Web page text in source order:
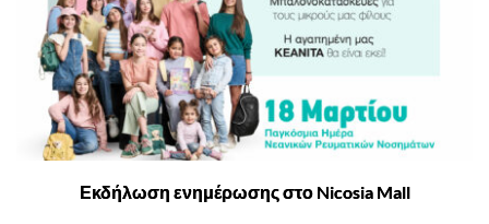
Εκδήλωση ενημέρωσης στο Nicosia Mall